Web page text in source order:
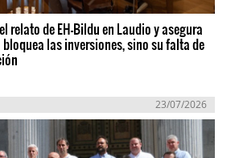
relato de EH-Bildu en Laudio y asegura
las inversiones, sino su falta de
23/07/2026